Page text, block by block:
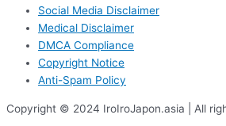
Social Media Disclaimer
Medical Disclaimer
DMCA Compliance
Copyright Notice
Anti-Spam Policy
Copyright © 2024 IroIroJapon.asia | All